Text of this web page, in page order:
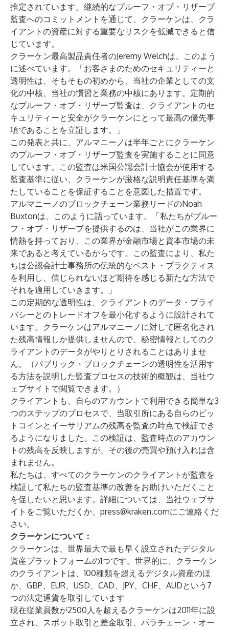
推定されています。継続的なプルーフ・オブ・リザーブ
監査へのコミットメントを通じて、クラーケンは、クラ
イアントの資産に対する重要なリスクを低減できると信
じています。
クラーケン最高製品責任者のJeremy Welchは、このよう
に述べています。「お客さまのためのセキュリティーと
透明性は、そもそもの初めから、当社の企業としての文
化の中核、当社の慣習と業務の中核にあります。定期的
なプルーフ・オブ・リザーブ監査は、クライアントのセ
キュリティーと安全がクラーケンにとって最高の優先事
項であることを立証します。」
この発表と共に、アルマニーノは半年ごとにクラーケン
のプルーフ・オブ・リザーブ監査を実施することに同意
しています。この監査は米国公認会計士協会が使用する
監査基準に従い、クラーケンが厳格な説明責任基準を満
たしていることを保証することを意図した措置です。
アルマニーノのブロックチェーン業務リードのNoah
Buxtonは、このように語っています。「私たちがプルー
フ・オブ・リザーブを提供するのは、当社がこの業界に
情熱を持っており、この業界が金融市場と資本市場の未
来であると考えているからです。この監査により、私た
ちは公認会計士事務所の伝統的なベスト・プラクティス
を利用し、信じられないほど期待を感じる新たな方法で
それを適用していきます。」
この定期的な透明性は、クライアントのデータ・プライ
バシーとのトレードオフを最小化するように設計されて
います。クラーケンはアルマニーノに対して匿名化され
た残高情報しか提供しませんので、秘密情報としてのク
ライアントのデータがやりとりされることはありませ
ん。（パブリック・ブロックチェーンの透明性を活用す
る方法を説明した監査プロセスの技術的概観は、 当社ウ
ェブサイトで閲覧できます。）
クライアントも、自らのアカウントで利用できる簡単な3
つのステップのプロセスで、当取引所にある自らのビッ
トコインとイーサリアムの残高を監査の時点で検証でき
るようになりました。この検証は、監査時点のアカウン
トの残高を反映しますが、その後の売買や預け入れは含
まれません。
私たちは、すべてのクラーケンのクライアントが監査を
検証して私たちの監査基準の改善をお助けいただくこと
を促したいと思います。詳細については、当社ウェブサ
イト をご覧いただくか、 press@kraken.comにご連絡くだ
さい。
クラーケンについて：
クラーケンは、世界最大で最も早く設立されたデジタル
資産プラットフォームの1つです。世界的に、クラーケン
のクライアントは、100種類を超えるデジタル資産のほ
か、GBP、EUR、USD、CAD、JPY、CHF、AUDという7
つの法定通貨を取引しています
現在従業員数が2500人を超えるクラーケンは2011年に設
立され、スポット取引と 差金取引 、 パラチェーン・オー